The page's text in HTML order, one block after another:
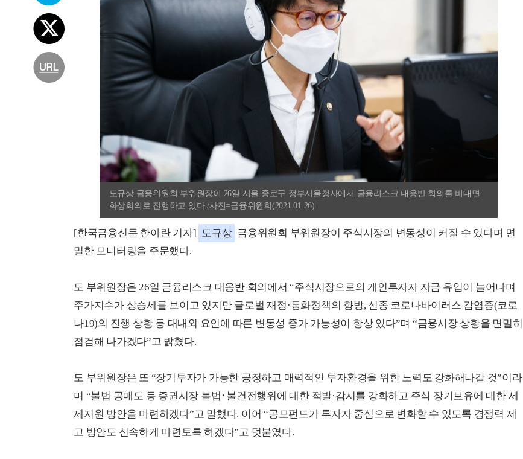
도규상 금융위원회 부위원장이 26일 서울 종로구 정부서울청사에서 금융리스크 대응반 회의를 비대면
화상회의로 진행하고 있다./사진=금융위원회(2021.01.26)
[한국금융신문 한아란 기자] 도규상 금융위원회 부위원장이 주식시장의 변동성이 커질 수 있다며 면
밀한 모니터링을 주문했다.
도 부위원장은 26일 금융리스크 대응반 회의에서 “주식시장으로의 개인투자자 자금 유입이 늘어나며
주가지수가 상승세를 보이고 있지만 글로벌 재정·통화정책의 향방, 신종 코로나바이러스 감염증(코로
나19)의 진행 상황 등 대내외 요인에 따른 변동성 증가 가능성이 항상 있다”며 “금융시장 상황을 면밀히
점검해 나가겠다”고 밝혔다.
도 부위원장은 또 “장기투자가 가능한 공정하고 매력적인 투자환경을 위한 노력도 강화해나갈 것”이라
며 “불법 공매도 등 증권시장 불법･불건전행위에 대한 적발·감시를 강화하고 주식 장기보유에 대한 세
제지원 방안을 마련하겠다”고 말했다. 이어 “공모펀드가 투자자 중심으로 변화할 수 있도록 경쟁력 제
고 방안도 신속하게 마련토록 하겠다”고 덧붙였다.